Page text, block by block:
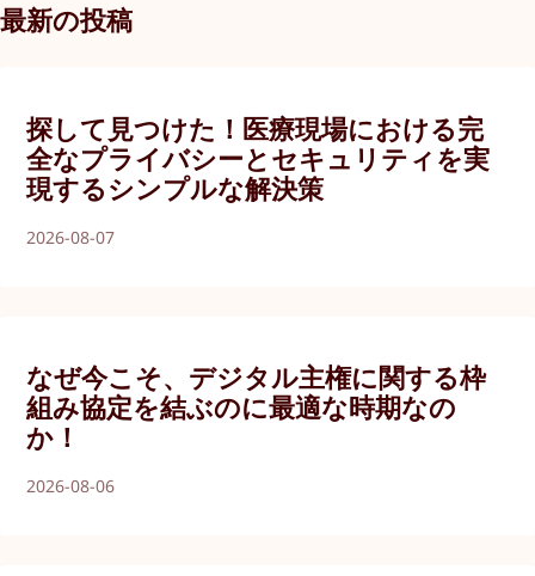
最新の投稿
探して見つけた！医療現場における完
全なプライバシーとセキュリティを実
現するシンプルな解決策
2026-08-07
なぜ今こそ、デジタル主権に関する枠
組み協定を結ぶのに最適な時期なの
か！
2026-08-06